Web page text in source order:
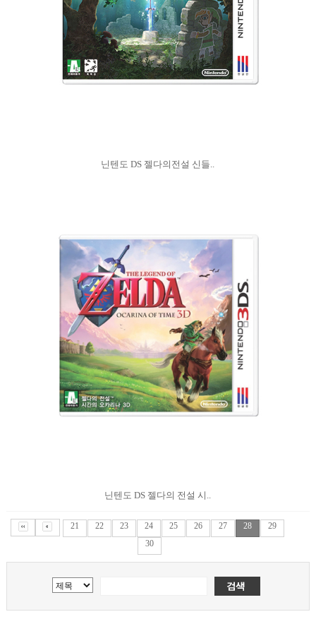
닌텐도 DS 젤다의전설 신들..
닌텐도 DS 젤다의 전설 시..
21 22 23 24 25 26 27 28
29
30